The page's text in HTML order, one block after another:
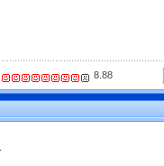
8.88